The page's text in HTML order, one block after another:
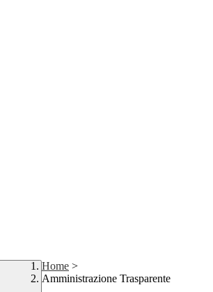
Home >
Amministrazione Trasparente